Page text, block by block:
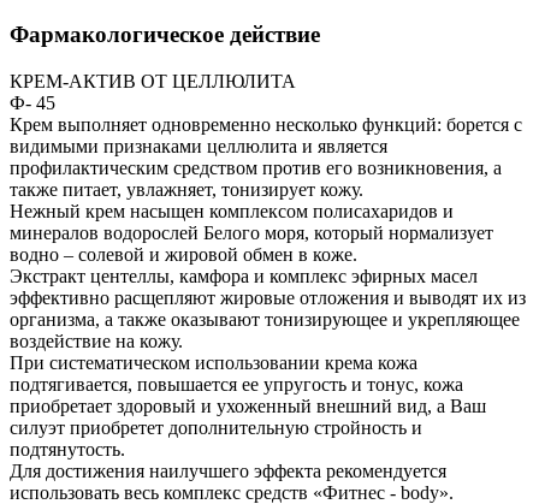
Фармакологическое действие
КРЕМ-АКТИВ ОТ ЦЕЛЛЮЛИТА
Ф- 45
Крем выполняет одновременно несколько функций: борется с
видимыми признаками целлюлита и является
профилактическим средством против его возникновения, а
также питает, увлажняет, тонизирует кожу.
Нежный крем насыщен комплексом полисахаридов и
минералов водорослей Белого моря, который нормализует
водно – солевой и жировой обмен в коже.
Экстракт центеллы, камфора и комплекс эфирных масел
эффективно расщепляют жировые отложения и выводят их из
организма, а также оказывают тонизирующее и укрепляющее
воздействие на кожу.
При систематическом использовании крема кожа
подтягивается, повышается ее упругость и тонус, кожа
приобретает здоровый и ухоженный внешний вид, а Ваш
силуэт приобретет дополнительную стройность и
подтянутость.
Для достижения наилучшего эффекта рекомендуется
использовать весь комплекс средств «Фитнес - body».